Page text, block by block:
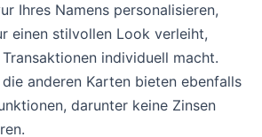
Ihres Namens personalisieren,
einen stilvollen Look verleiht,
individuell macht.
anderen Karten bieten ebenfalls
darunter keine Zinsen